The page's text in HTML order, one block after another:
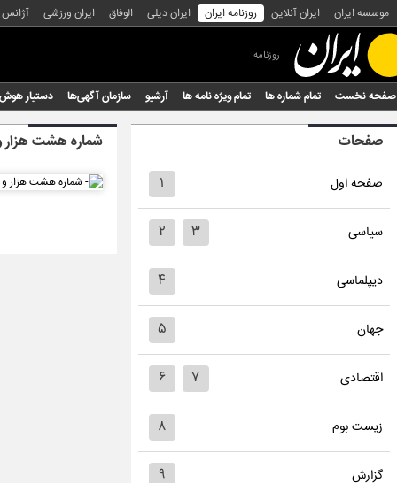
موسسه ایران ایران آنلاین روزنامه ایران ایران دیلی الوفاق ایران ورزشی
روزنامه
صفحه نخست تمام شماره ها تمام ویژه نامه ها آرشیو سازمان آگهی‌ها دستیار
صفحات
صفحه اول ۱
سیاسی ۲ ۳
دیپلماسی ۴
جهان ۵
اقتصادی ۶ ۷
زیست بوم ۸
گزارش ۹
شماره هشت